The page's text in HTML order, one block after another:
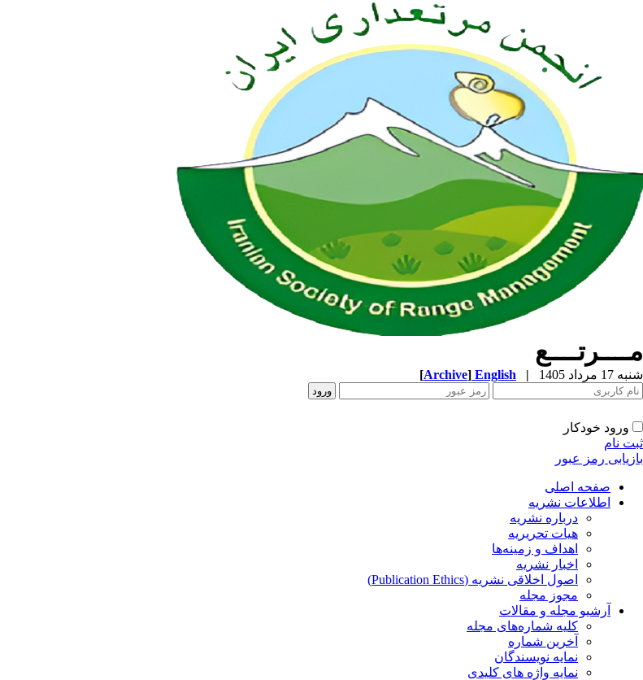
مــــرتــــع
شنبه 17 مرداد 1405 |
English
[Archive]
ورود خودکار
ثبت نام
بازیابی رمز عبور
صفحه اصلی
اطلاعات نشریه
درباره نشریه
هیات تحریریه
اهداف و زمینه‌ها
اخبار نشریه
اصول اخلاقی نشریه (Publication Ethics)
مجوز مجله
آرشیو مجله و مقالات
کلیه شماره‌های مجله
آخرین شماره
نمایه نویسندگان
نمایه واژه های کلیدی